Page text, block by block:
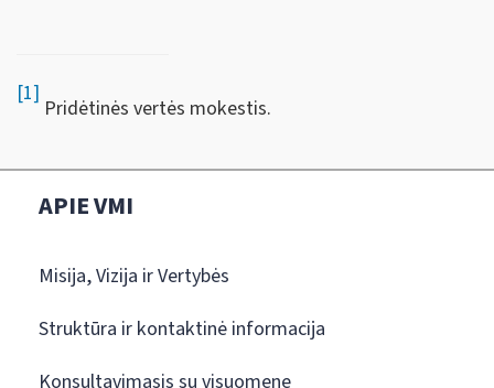
[1]
Pridėtinės vertės mokestis.
APIE VMI
Misija, Vizija ir Vertybės
Struktūra ir kontaktinė informacija
Konsultavimasis su visuomene